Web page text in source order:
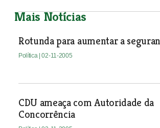
Mais Notícias
Rotunda para aumentar a
Política | 02-11-2005
CDU ameaça com Autoridade da
Concorrência